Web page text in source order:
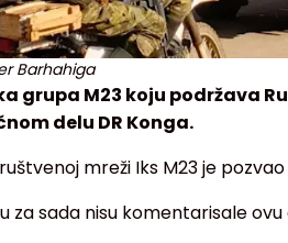
Barhahiga
grupa M23 koju podržava
delu DR Konga.
mreži Iks M23 je
za sada nisu komentarisale ovu